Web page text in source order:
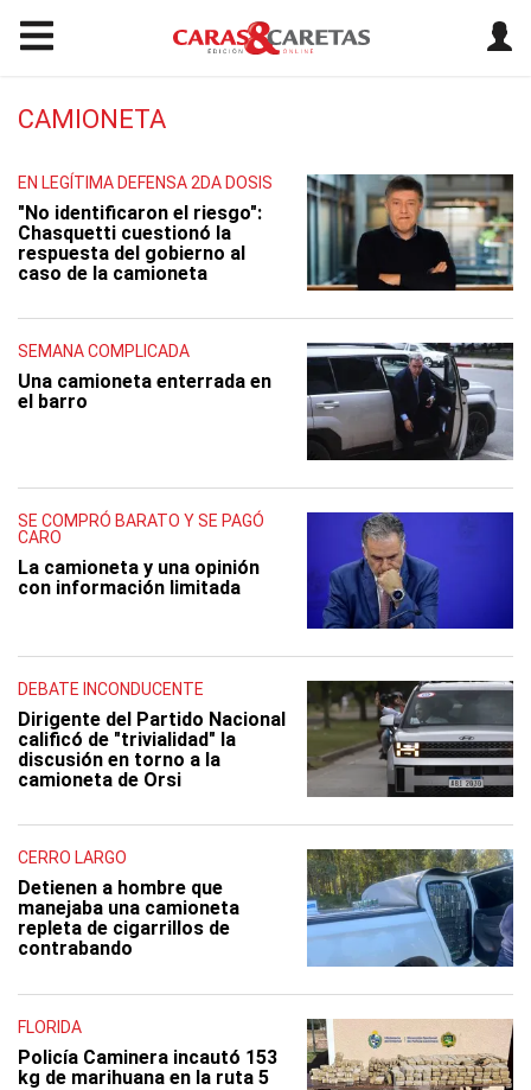
CAMIONETA
EN LEGÍTIMA DEFENSA 2DA DOSIS
"No identificaron el riesgo":
Chasquetti cuestionó la
respuesta del gobierno al
caso de la camioneta
SEMANA COMPLICADA
Una camioneta enterrada en
el barro
SE COMPRÓ BARATO Y SE PAGÓ
CARO
La camioneta y una opinión
con información limitada
DEBATE INCONDUCENTE
Dirigente del Partido Nacional
calificó de "trivialidad" la
discusión en torno a la
camioneta de Orsi
CERRO LARGO
Detienen a hombre que
manejaba una camioneta
repleta de cigarrillos de
contrabando
FLORIDA
Policía Caminera incautó 153
kg de marihuana en la ruta 5